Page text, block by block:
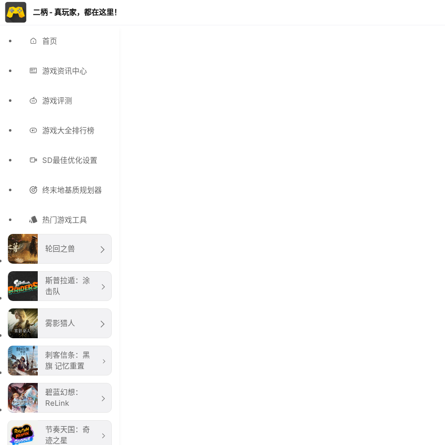
二柄 - 真玩家，都在这里！
首页
游戏资讯中心
游戏评测
游戏大全排行榜
SD最佳优化设置
终末地基质规划器
热门游戏工具
轮回之兽
斯普拉遁：涂
击队
雾影猎人
刺客信条：黑
旗 记忆重置
碧蓝幻想：
ReLink
节奏天国：奇
迹之星